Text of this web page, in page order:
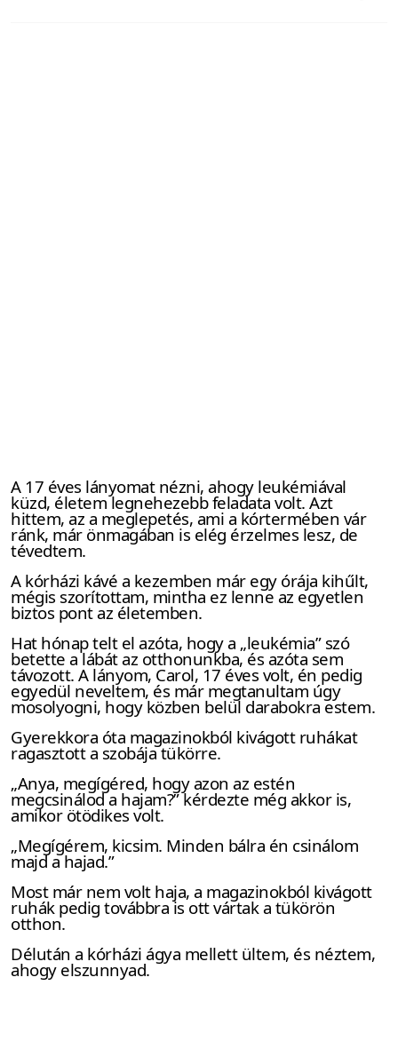
A 17 éves lányomat nézni, ahogy leukémiával
küzd, életem legnehezebb feladata volt. Azt
hittem, az a meglepetés, ami a kórtermében vár
ránk, már önmagában is elég érzelmes lesz, de
tévedtem.
A kórházi kávé a kezemben már egy órája kihűlt,
mégis szorítottam, mintha ez lenne az egyetlen
biztos pont az életemben.
Hat hónap telt el azóta, hogy a „leukémia” szó
betette a lábát az otthonunkba, és azóta sem
távozott. A lányom, Carol, 17 éves volt, én pedig
egyedül neveltem, és már megtanultam úgy
mosolyogni, hogy közben belül darabokra estem.
Gyerekkora óta magazinokból kivágott ruhákat
ragasztott a szobája tükörre.
„Anya, megígéred, hogy azon az estén
megcsinálod a hajam?” kérdezte még akkor is,
amikor ötödikes volt.
„Megígérem, kicsim. Minden bálra én csinálom
majd a hajad.”
Most már nem volt haja, a magazinokból kivágott
ruhák pedig továbbra is ott vártak a tükörön
otthon.
Délután a kórházi ágya mellett ültem, és néztem,
ahogy elszunnyad.